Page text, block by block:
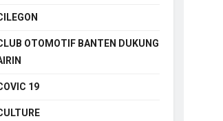
OTOMOTIF BANTEN DUKUNG
19